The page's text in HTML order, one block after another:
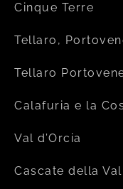
Cinque Terre
Tellaro,
Tellaro
Calafuria e la
Val d’Orcia
Cascate della